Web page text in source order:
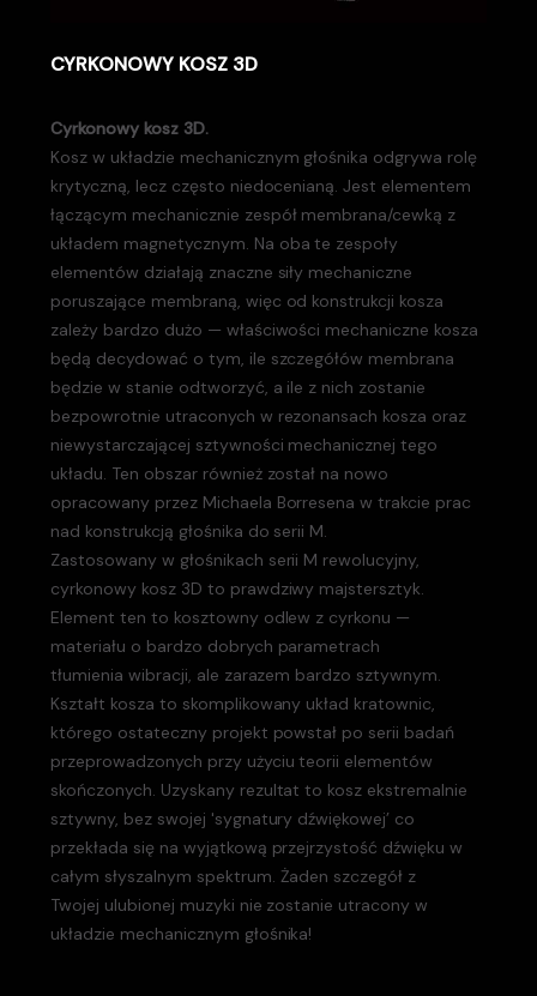
CYRKONOWY KOSZ 3D
Cyrkonowy kosz 3D.
Kosz w układzie mechanicznym głośnika odgrywa rolę
krytyczną, lecz często niedocenianą. Jest elementem
łączącym mechanicznie zespół membrana/cewką z
układem magnetycznym. Na oba te zespoły
elementów działają znaczne siły mechaniczne
poruszające membraną, więc od konstrukcji kosza
zależy bardzo dużo — właściwości mechaniczne kosza
będą decydować o tym, ile szczegółów membrana
będzie w stanie odtworzyć, a ile z nich zostanie
bezpowrotnie utraconych w rezonansach kosza oraz
niewystarczającej sztywności mechanicznej tego
układu. Ten obszar również został na nowo
opracowany przez Michaela Borresena w trakcie prac
nad konstrukcją głośnika do serii M.
Zastosowany w głośnikach serii M rewolucyjny,
cyrkonowy kosz 3D to prawdziwy majstersztyk.
Element ten to kosztowny odlew z cyrkonu —
materiału o bardzo dobrych parametrach
tłumienia wibracji, ale zarazem bardzo sztywnym.
Kształt kosza to skomplikowany układ kratownic,
którego ostateczny projekt powstał po serii badań
przeprowadzonych przy użyciu teorii elementów
skończonych. Uzyskany rezultat to kosz ekstremalnie
sztywny, bez swojej 'sygnatury dźwiękowej’ co
przekłada się na wyjątkową przejrzystość dźwięku w
całym słyszalnym spektrum. Żaden szczegół z
Twojej ulubionej muzyki nie zostanie utracony w
układzie mechanicznym głośnika!